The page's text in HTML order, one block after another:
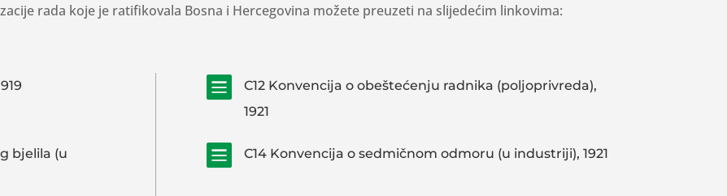
rada koje je ratifikovala Bosna i Hercegovina možete preuzeti na slijedećim linkovima:
bjelila (u

C12 Konvencija o obeštećenju radnika (poljoprivreda),
1921
 C14 Konvencija o sedmičnom odmoru (u industriji), 1921